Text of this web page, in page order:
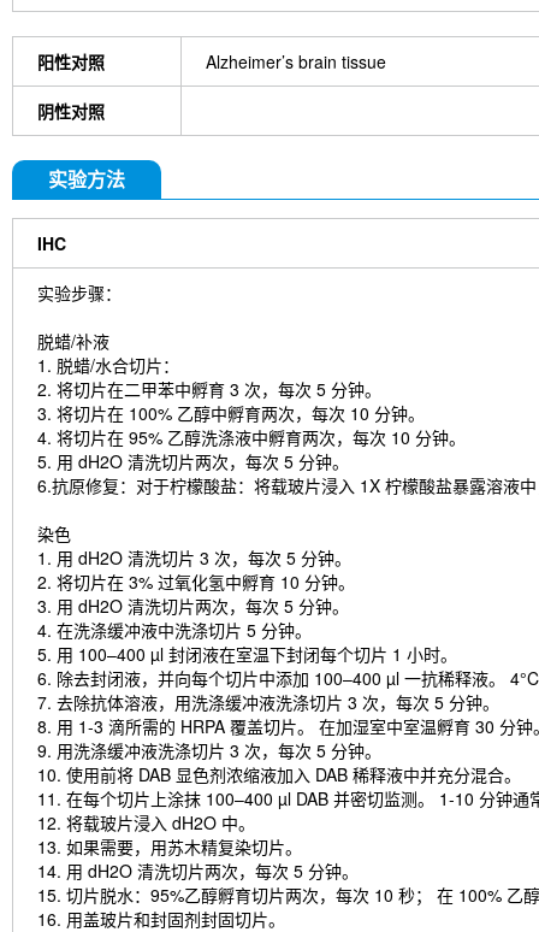
阳性对照 Alzheimer’s brain tissue
阴性对照
实验方法
IHC
实验步骤：
脱蜡/补液
1. 脱蜡/水合切片：
2. 将切片在二甲苯中孵育 3 次，每次 5 分钟。
3. 将切片在 100% 乙醇中孵育两次，每次 10 分钟。
4. 将切片在 95% 乙醇洗涤液中孵育两次，每次 10 分钟。
5. 用 dH2O 清洗切片两次，每次 5 分钟。
6.抗原修复：对于柠檬酸盐：将载玻片浸入 1X 柠檬酸盐暴露溶液
染色
1. 用 dH2O 清洗切片 3 次，每次 5 分钟。
2. 将切片在 3% 过氧化氢中孵育 10 分钟。
3. 用 dH2O 清洗切片两次，每次 5 分钟。
4. 在洗涤缓冲液中洗涤切片 5 分钟。
5. 用 100–400 µl 封闭液在室温下封闭每个切片 1 小时。
6. 除去封闭液，并向每个切片中添加 100–400 µl 一抗稀释液。
7. 去除抗体溶液，用洗涤缓冲液洗涤切片 3 次，每次 5 分钟。
8. 用 1-3 滴所需的 HRPA 覆盖切片。 在加湿室中室温孵育 30 分钟
9. 用洗涤缓冲液洗涤切片 3 次，每次 5 分钟。
10. 使用前将 DAB 显色剂浓缩液加入 DAB 稀释液中并充分混合。
11. 在每个切片上涂抹 100–400 µl DAB 并密切监测。 1-10 分钟通
12. 将载玻片浸入 dH2O 中。
13. 如果需要，用苏木精复染切片。
14. 用 dH2O 清洗切片两次，每次 5 分钟。
15. 切片脱水：95%乙醇孵育切片两次，每次 10 秒； 在 100%
16. 用盖玻片和封固剂封固切片。